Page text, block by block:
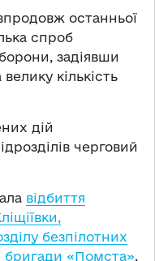
останньої
спроб
задіявши
кількість
дій
черговий
відбиття
безпілотних
бригади «Помста».